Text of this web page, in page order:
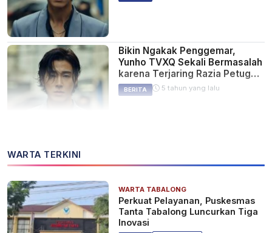
Bikin Ngakak Penggemar,
Yunho TVXQ Sekali Bermasalah
karena Terjaring Razia Petugas
Melanggar Protokol COVID-19
BERITA 5 tahun yang lalu
WARTA TERKINI
WARTA TABALONG
Perkuat Pelayanan, Puskesmas
Tanta Tabalong Luncurkan Tiga
Inovasi